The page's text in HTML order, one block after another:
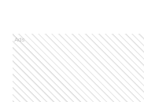
Ads